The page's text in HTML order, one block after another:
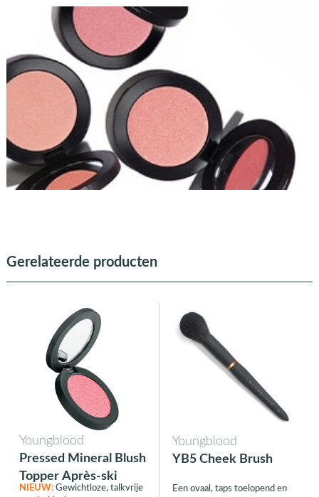
Gerelateerde producten
Youngblood
Pressed Mineral Blush
Topper Après-ski
NIEUW:Gewichtloze, talkvrije
Youngblood
YB5 Cheek Brush
Een ovaal, taps toelopend en